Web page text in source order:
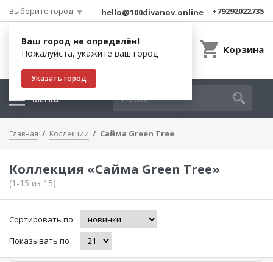
Выберите город
Ваш город не определён!
Пожалуйста, укажите ваш город
Указать город
hello@100divanov.online +79292022735
Корзина
МЕНЮ
Главная Коллекции Сайма Green Tree
Коллекция «Сайма Green Tree»
(1-15 из 15)
Сортировать по
Показывать по